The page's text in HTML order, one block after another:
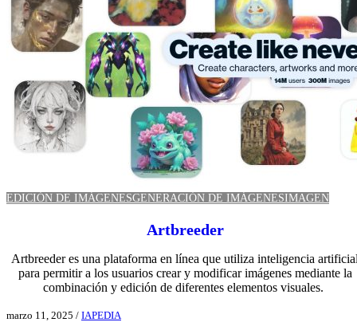
EDICIÓN DE IMÁGENESGENERACIÓN DE IMÁGENESIMAGEN
Artbreeder
Artbreeder es una plataforma en línea que utiliza inteligencia
para permitir a los usuarios crear y modificar imágenes mediante la
combinación y edición de diferentes elementos visuales.
marzo 11, 2025 / IAPEDIA